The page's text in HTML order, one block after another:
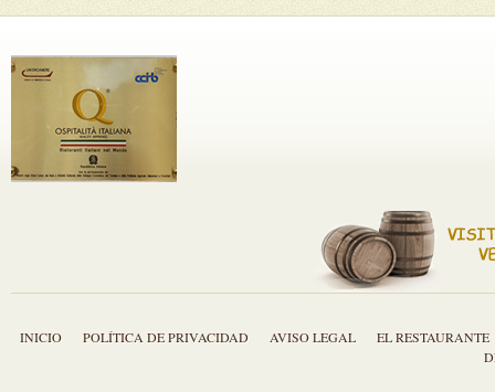
INICIO POLÍTICA DE PRIVACIDAD AVISO LEGAL
EL RESTAURANTE